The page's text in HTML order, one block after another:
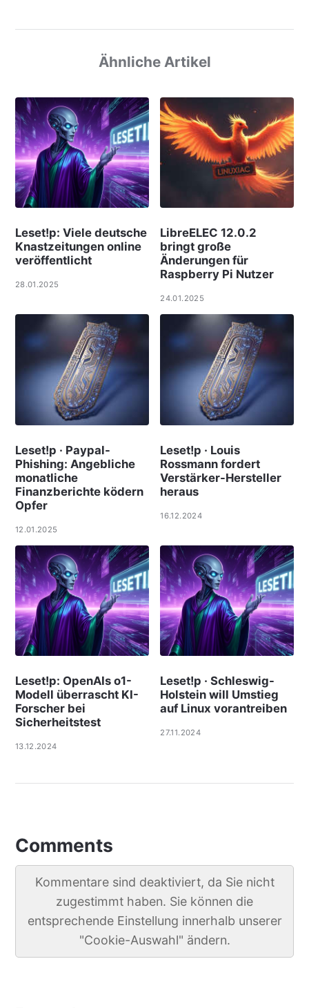
Ähnliche Artikel
Leset!p: Viele deut­sche
Knast­zei­tungen online
ver­öf­f­ent­licht
28.01.2025
LibreELEC 12.0.2
bringt große
Änderungen für
Raspberry Pi Nutzer
24.01.2025
Leset!p · Paypal-
Phishing: Angebliche
monatliche
Finanzberichte ködern
Opfer
12.01.2025
Leset!p · Louis
Rossmann fordert
Verstärker-Hersteller
heraus
16.12.2024
Leset!p: OpenAIs o1-
Modell überrascht KI-
Forscher bei
Sicherheitstest
13.12.2024
Leset!p · Schleswig-
Holstein will Umstieg
auf Linux vorantreiben
27.11.2024
Comments
Kommentare sind deaktiviert, da Sie nicht
zugestimmt haben. Sie können die
entsprechende Einstellung innerhalb unserer
"Cookie-Auswahl" ändern.